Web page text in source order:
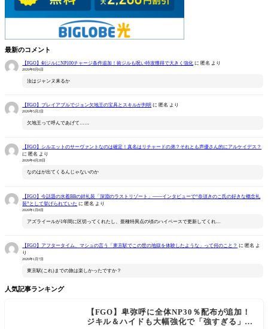
最新のコメント
【FGO】剣ジルにNP100チャージ条件追加！術ジルも呪い特攻獲得で大きく強化 に 匿名 より
2026年8月6日
汝はジャンヌ来るか
【FGO】プレイアブルでジョン欠地王の宝具とスキルが判明 に 匿名 より
2026年5月2日
欠地王って呼んであげて……
【FGO】シルエットのサーヴァントなのは確定！真名はリチャードの弟？それとも声優さん的にアルケイデス？
に 匿名 より
2026年4月28日
なのはが出てくるんじゃないのか
【FGO】今話題の水着BBの絆礼装「深淵のラストリゾート」――インタビューで“奈須きのこ氏の好きな概念礼
装”として挙げられていた に匿名 より
2026年1月8日
アズライールが1年間に区切ってくれたし、亜種特異点の頃のハイペースで更新してくれ…
【FGO】アフタータイム、マシュの言う「東京駅でこの世の地獄を体験したような」って何のこと？ に 匿名 よ
り
2026年1月7日
東京駅(これ)までの旅は楽しかったですか？
人気記事ランキング
【FGO】卑弥呼に全体NP30％配布が追加！
ジキル＆ハイドも大幅強化で「強すぎる」の